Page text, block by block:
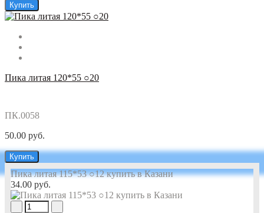
Купить
Пика литая 120*55 ○20
ПК.0058
50.00 руб.
Купить
Пика литая 115*53 ○12 купить в Казани
34.00 руб.